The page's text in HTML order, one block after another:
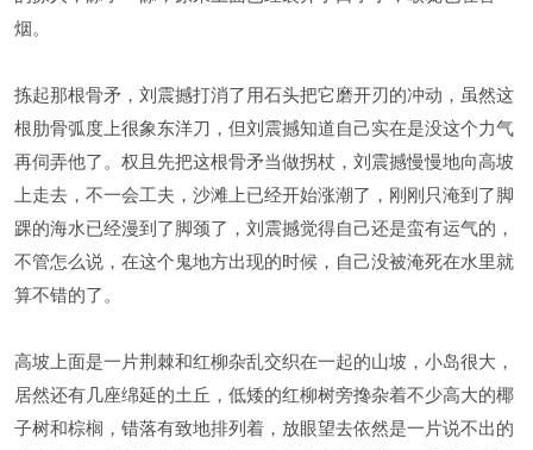
烟。
拣起那根骨矛，刘震撼打消了用石头把它磨开刃的冲动，虽然这
根肋骨弧度上很象东洋刀，但刘震撼知道自己实在是没这个力气
再伺弄他了。权且先把这根骨矛当做拐杖，刘震撼慢慢地向高坡
上走去，不一会工夫，沙滩上已经开始涨潮了，刚刚只淹到了脚
踝的海水已经漫到了脚颈了，刘震撼觉得自己还是蛮有运气的，
不管怎么说，在这个鬼地方出现的时候，自己没被淹死在水里就
算不错的了。
高坡上面是一片荆棘和红柳杂乱交织在一起的山坡，小岛很大，
居然还有几座绵延的土丘，低矮的红柳树旁搀杂着不少高大的椰
子树和棕榈，错落有致地排列着，放眼望去依然是一片说不出的